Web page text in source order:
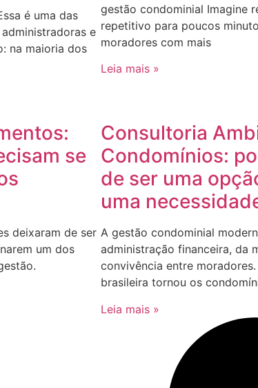
é uma das
e
na maioria dos
gestão condominial Imagine
repetitivo para poucos
moradores com mais
Leia mais »
se
deixaram de ser
um dos
Consultoria
Condomínios:
de ser uma
uma
A gestão condominial
administração financeira, da
convivência entre
brasileira tornou os
Leia mais »